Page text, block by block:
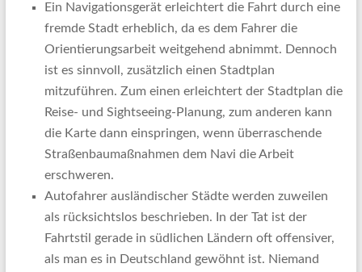
Ein Navigationsgerät erleichtert die Fahrt durch eine
fremde Stadt erheblich, da es dem Fahrer die
Orientierungsarbeit weitgehend abnimmt. Dennoch
ist es sinnvoll, zusätzlich einen Stadtplan
mitzuführen. Zum einen erleichtert der Stadtplan die
Reise- und Sightseeing-Planung, zum anderen kann
die Karte dann einspringen, wenn überraschende
Straßenbaumaßnahmen dem Navi die Arbeit
erschweren.
Autofahrer ausländischer Städte werden zuweilen
als rücksichtslos beschrieben. In der Tat ist der
Fahrtstil gerade in südlichen Ländern oft offensiver,
als man es in Deutschland gewöhnt ist. Niemand